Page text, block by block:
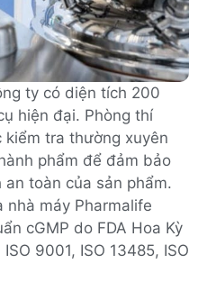
ty có diện tích 200
hiện đại. Phòng thí
kiểm tra thường xuyên
phẩm để đảm bảo
toàn của sản phẩm.
nhà máy Pharmalife
cGMP do FDA Hoa Kỳ
9001, ISO 13485, ISO